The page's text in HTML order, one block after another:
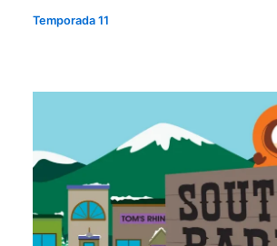
Temporada 11